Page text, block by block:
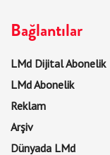
Bağlantılar
LMd Dijital Abonelik
LMd Abonelik
Reklam
Arşiv
Dünyada LMd